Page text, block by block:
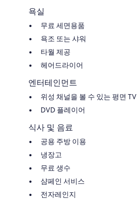
욕실
무료 세면용품
욕조 또는 샤워
타월 제공
헤어드라이어
엔터테인먼트
위성 채널을 볼 수 있는 평면 TV
DVD 플레이어
식사 및 음료
공용 주방 이용
냉장고
무료 생수
샴페인 서비스
전자레인지